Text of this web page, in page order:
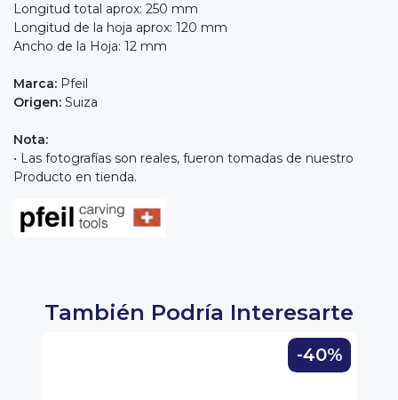
Longitud total aprox: 250 mm
Longitud de la hoja aprox: 120 mm
Ancho de la Hoja: 12 mm
Marca: Pfeil
Origen: Suiza
Nota:
• Las fotografías son reales, fueron tomadas de nuestro
Producto en tienda.
También Podría Interesarte
-40%